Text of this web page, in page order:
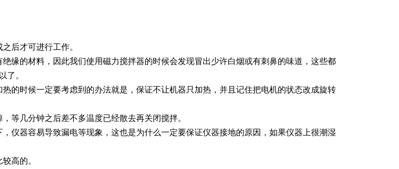
后才可进行工作。
缘的材料，因此我们使用磁力搅拌器的时候会发现冒出少许白烟或有刺鼻的味道，这些都
了。
的时候一定要考虑到的办法就是，保证不让机器只加热，并且记住把电机的状态改成旋转
等几分钟之后差不多温度已经散去再关闭搅拌。
仪器容易导致漏电等现象，这也是为什么一定要保证仪器接地的原因，如果仪器上很潮湿
高的。